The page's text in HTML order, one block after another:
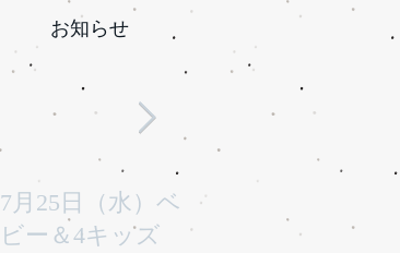
お知らせ
7月25日（水）ベ
ビー＆4キッズ
平成29年7月30日
(日曜)に性教育